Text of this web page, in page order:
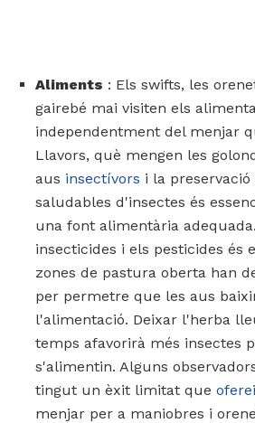
Aliments : Els swifts, les
gairebé mai visiten els
independentment del menjar
Llavors, què mengen les
aus insectívors i la
saludables d'insectes és
una font alimentària
insecticides i els pesticides és
zones de pastura oberta han
per permetre que les aus
l'alimentació. Deixar l'herba
temps afavorirà més insectes
s'alimentin. Alguns
tingut un èxit limitat que
menjar per a maniobres i